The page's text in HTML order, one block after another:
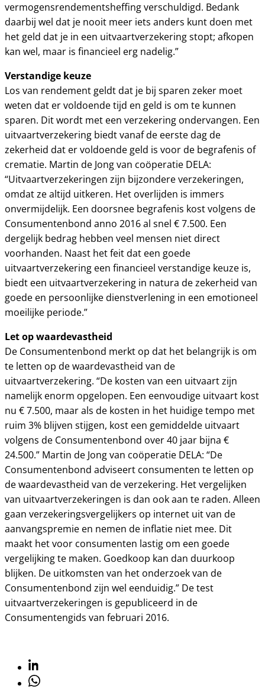
vermogensrendementsheffing verschuldigd. Bedank
daarbij wel dat je nooit meer iets anders kunt doen met
het geld dat je in een uitvaartverzekering stopt; afkopen
kan wel, maar is financieel erg nadelig.”
Verstandige keuze
Los van rendement geldt dat je bij sparen zeker moet
weten dat er voldoende tijd en geld is om te kunnen
sparen. Dit wordt met een verzekering ondervangen. Een
uitvaartverzekering biedt vanaf de eerste dag de
zekerheid dat er voldoende geld is voor de begrafenis of
crematie. Martin de Jong van coöperatie DELA:
“Uitvaartverzekeringen zijn bijzondere verzekeringen,
omdat ze altijd uitkeren. Het overlijden is immers
onvermijdelijk. Een doorsnee begrafenis kost volgens de
Consumentenbond anno 2016 al snel € 7.500. Een
dergelijk bedrag hebben veel mensen niet direct
voorhanden. Naast het feit dat een goede
uitvaartverzekering een financieel verstandige keuze is,
biedt een uitvaartverzekering in natura de zekerheid van
goede en persoonlijke dienstverlening in een emotioneel
moeilijke periode.”
Let op waardevastheid
De Consumentenbond merkt op dat het belangrijk is om
te letten op de waardevastheid van de
uitvaartverzekering. “De kosten van een uitvaart zijn
namelijk enorm opgelopen. Een eenvoudige uitvaart kost
nu € 7.500, maar als de kosten in het huidige tempo met
ruim 3% blijven stijgen, kost een gemiddelde uitvaart
volgens de Consumentenbond over 40 jaar bijna €
24.500.” Martin de Jong van coöperatie DELA: “De
Consumentenbond adviseert consumenten te letten op
de waardevastheid van de verzekering. Het vergelijken
van uitvaartverzekeringen is dan ook aan te raden. Alleen
gaan verzekeringsvergelijkers op internet uit van de
aanvangspremie en nemen de inflatie niet mee. Dit
maakt het voor consumenten lastig om een goede
vergelijking te maken. Goedkoop kan dan duurkoop
blijken. De uitkomsten van het onderzoek van de
Consumentenbond zijn wel eenduidig.” De test
uitvaartverzekeringen is gepubliceerd in de
Consumentengids van februari 2016.
Linkedin
Whatsapp